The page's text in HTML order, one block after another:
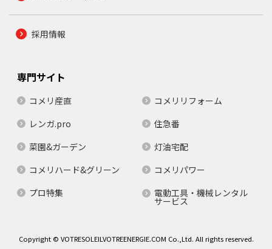
採用情報
専門サイト
コメリ産直
コメリリフォーム
レンガ.pro
住急番
菜園&ガーデン
灯油宅配
コメリハード&グリーン
コメリパワー
プロ特集
電動工具・機械レンタル
サービス
Copyright © VOTRESOLEILVOTREENERGIE.COM Co.,Ltd. All rights reserved.